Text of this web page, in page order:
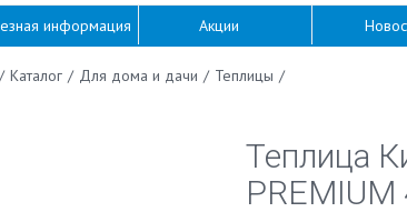
информация Акции
/ Каталог / Для дома и дачи / Теплицы /
Теплица